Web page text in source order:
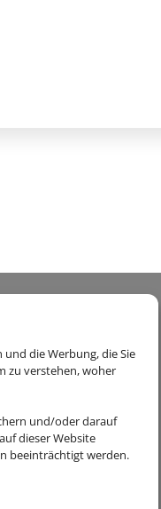
die Werbung, die Sie
zu verstehen, woher
und/oder darauf
dieser Website
beeinträchtigt werden.